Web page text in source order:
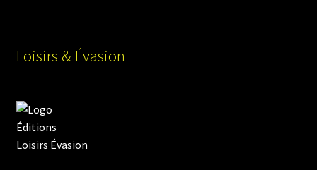
Loisirs & Évasion